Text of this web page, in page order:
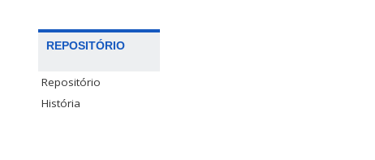
REPOSITÓRIO
Repositório
História